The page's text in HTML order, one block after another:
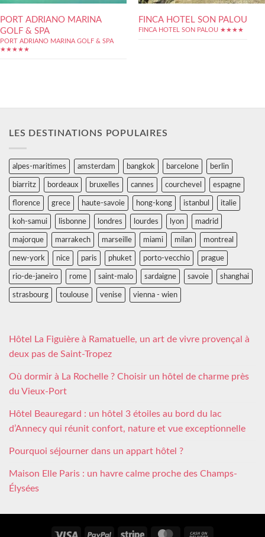
PORT ADRIANO MARINA
GOLF & SPA
PORT ADRIANO MARINA GOLF & SPA
★★★★★
FINCA HOTEL SON PALOU
FINCA HOTEL SON PALOU ★★★★
LES DESTINATIONS POPULAIRES
alpes-maritimes amsterdam bangkok barcelone berlin
biarritz bordeaux bruxelles cannes courchevel espagne
florence grece haute-savoie hong-kong istanbul italie
koh-samui lisbonne londres lourdes lyon madrid
majorque marrakech marseille miami milan montreal
new-york nice paris phuket porto-vecchio prague
rio-de-janeiro rome saint-malo sardaigne savoie shanghai
strasbourg toulouse venise vienna - wien
Hôtel La Figuière à Ramatuelle, un art de vivre provençal à
deux pas de Saint-Tropez
Où dormir à La Rochelle ? Choisir un hôtel de charme près
du Vieux-Port
Hôtel Beauregard : un hôtel 3 étoiles au bord du lac
d’Annecy qui réunit confort, nature et vue exceptionnelle
Pourquoi séjourner dans un appart hôtel ?
Maison Elle Paris : un havre calme proche des Champs-
Élysées
Visa PayPal Stripe MasterCard